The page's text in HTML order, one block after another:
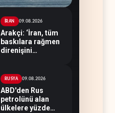
İRAN 09.08.2026
Arakçi: ‘İran, tüm
baskılara rağmen
direnişini
RUSYA 09.08.2026
ABD'den Rus
petrolünü alan
ülkelere yüzde